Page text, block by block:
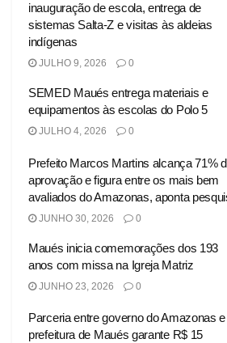
inauguração de escola, entrega de
sistemas Salta-Z e visitas às aldeias
indígenas
JULHO 9, 2026 0
SEMED Maués entrega materiais e
equipamentos às escolas do Polo 5
JULHO 4, 2026 0
Prefeito Marcos Martins alcança 71%
aprovação e figura entre os mais bem
avaliados do Amazonas, aponta
JUNHO 30, 2026 0
Maués inicia comemorações dos 193
anos com missa na Igreja Matriz
JUNHO 23, 2026 0
Parceria entre governo do Amazonas e
prefeitura de Maués garante R$ 15